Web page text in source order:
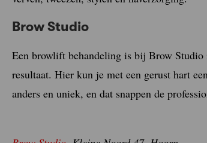
Brow Studio
Een browlift behandeling is bij Brow
resultaat. Hier kun je met een gerust hart
anders en uniek, en dat snappen de